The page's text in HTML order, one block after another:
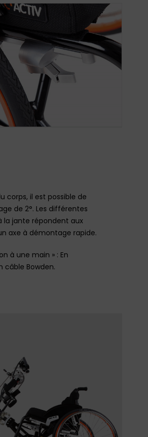
corps, il est possible de
de 2°. Les différentes
la jante répondent aux
axe à démontage rapide.
à une main » : En
câble Bowden.